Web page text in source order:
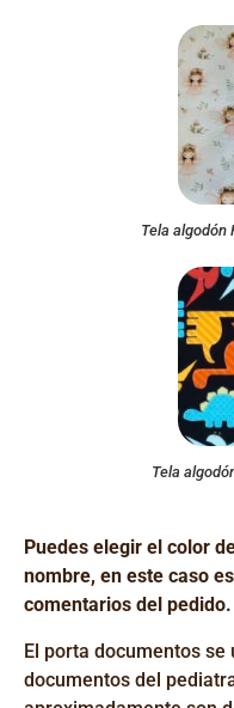
Tela algodón
Tela
Puedes elegir el color
nombre, en este caso
comentarios del pedido.
El porta documentos
documentos del